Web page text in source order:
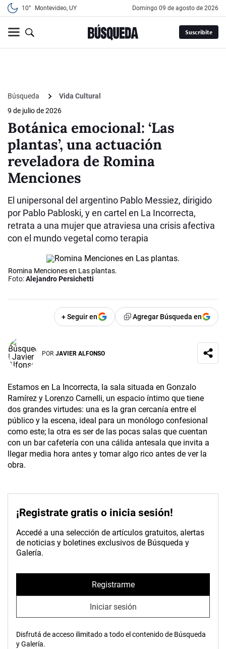
10° Montevideo, UY domingo 09 de agosto de 2026
Suscribite
Búsqueda
Vida Cultural
9 de julio de 2026
Botánica emocional: ‘Las
plantas’, una actuación
reveladora de Romina
Menciones
El unipersonal del argentino Pablo Messiez, dirigido
por Pablo Pabloski, y en cartel en La Incorrecta,
retrata a una mujer que atraviesa una crisis afectiva
con el mundo vegetal como terapia
Romina Menciones en Las plantas.
Foto:Alejandro Persichetti
+ Seguir en Agregar Búsqueda en
POR JAVIER ALFONSO
Estamos en La Incorrecta, la sala situada en Gonzalo
Ramírez y Lorenzo Carnelli, un espacio íntimo que tiene
dos grandes virtudes: una es la gran cercanía entre el
público y la escena, ideal para un monólogo confesional
como este; la otra es ser de las pocas salas que cuentan
con un bar cafetería con una cálida antesala que invita a
llegar media hora antes y tomar algo rico antes de ver la
obra.
¡Registrate gratis o inicia sesión!
Accedé a una selección de artículos gratuitos, alertas
de noticias y boletines exclusivos de Búsqueda y
Galería.
Registrarme
Iniciar sesión
Disfrutá de acceso ilimitado a todo el contenido de Búsqueda
y Galería.